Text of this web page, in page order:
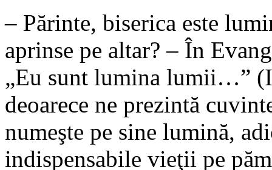
– Părinte, biserica este
aprinse pe altar? – În
„Eu sunt lumina lumii…”
deoarece ne prezintă
numeşte pe sine lumină,
indispensabile vieţii pe